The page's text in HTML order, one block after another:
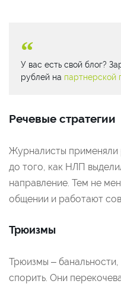
У вас есть свой блог?
рублей на партнерской
Речевые стратегии
Журналисты применяли
до того, как НЛП
направление. Тем не
общении и работают
Трюизмы
Трюизмы –
спорить. Они